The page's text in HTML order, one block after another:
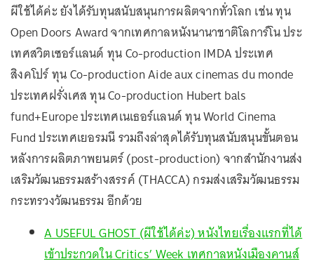
ผีใช้ได้ค่ะ ยังได้รับทุนสนับสนุนการผลิตจากทั่วโลก เช่น ทุน
Open Doors Award จากเทศกาลหนังนานาชาติโลการ์โน ประ
เทศสวิตเซอร์แลนด์ ทุน Co-production IMDA ประเทศ
สิงคโปร์ ทุน Co-production Aide aux cinemas du monde
ประเทศฝรั่งเศส ทุน Co-production Hubert bals
fund+Europe ประเทศเนเธอร์แลนด์ ทุน World Cinema
Fund ประเทศเยอรมนี รวมถึงล่าสุดได้รับทุนสนับสนุนขั้นตอน
หลังการผลิตภาพยนตร์ (post-production) จากสำนักงานส่ง
เสริมวัฒนธรรมสร้างสรรค์ (THACCA) กรมส่งเสริมวัฒนธรรม
กระทรวงวัฒนธรรม อีกด้วย
A USEFUL GHOST (ผีใช้ได้ค่ะ) หนังไทยเรื่องแรกที่ได้
เข้าประกวดใน Critics’ Week เทศกาลหนังเมืองคานส์